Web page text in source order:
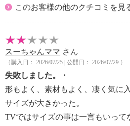
このお客様の他のクチコミを見
スーちゃんママ さん
（購入日： 2026/07/25 | 公開日： 2026/07/29 ）
失敗しました。・
形もよく、素材もよく、凄く気に
サイズが大きかった。
TVではサイズの事は一言もいって